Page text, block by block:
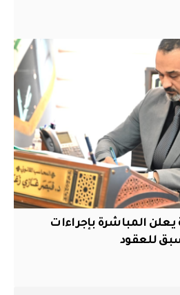
يعلن المباشرة بإجراءات
للعقود